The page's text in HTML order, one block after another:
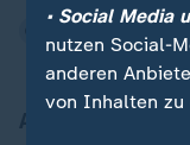
• Social Media
nutzen Social-
anderen
von Inhalten zu